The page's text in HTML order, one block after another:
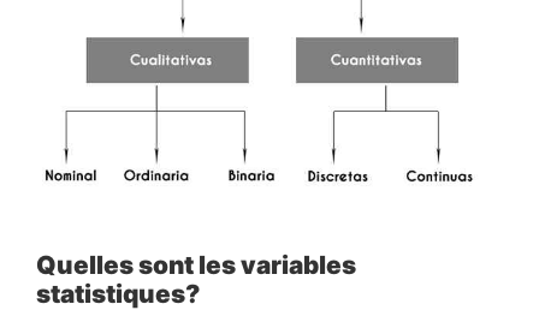
Quelles sont les variables
statistiques?